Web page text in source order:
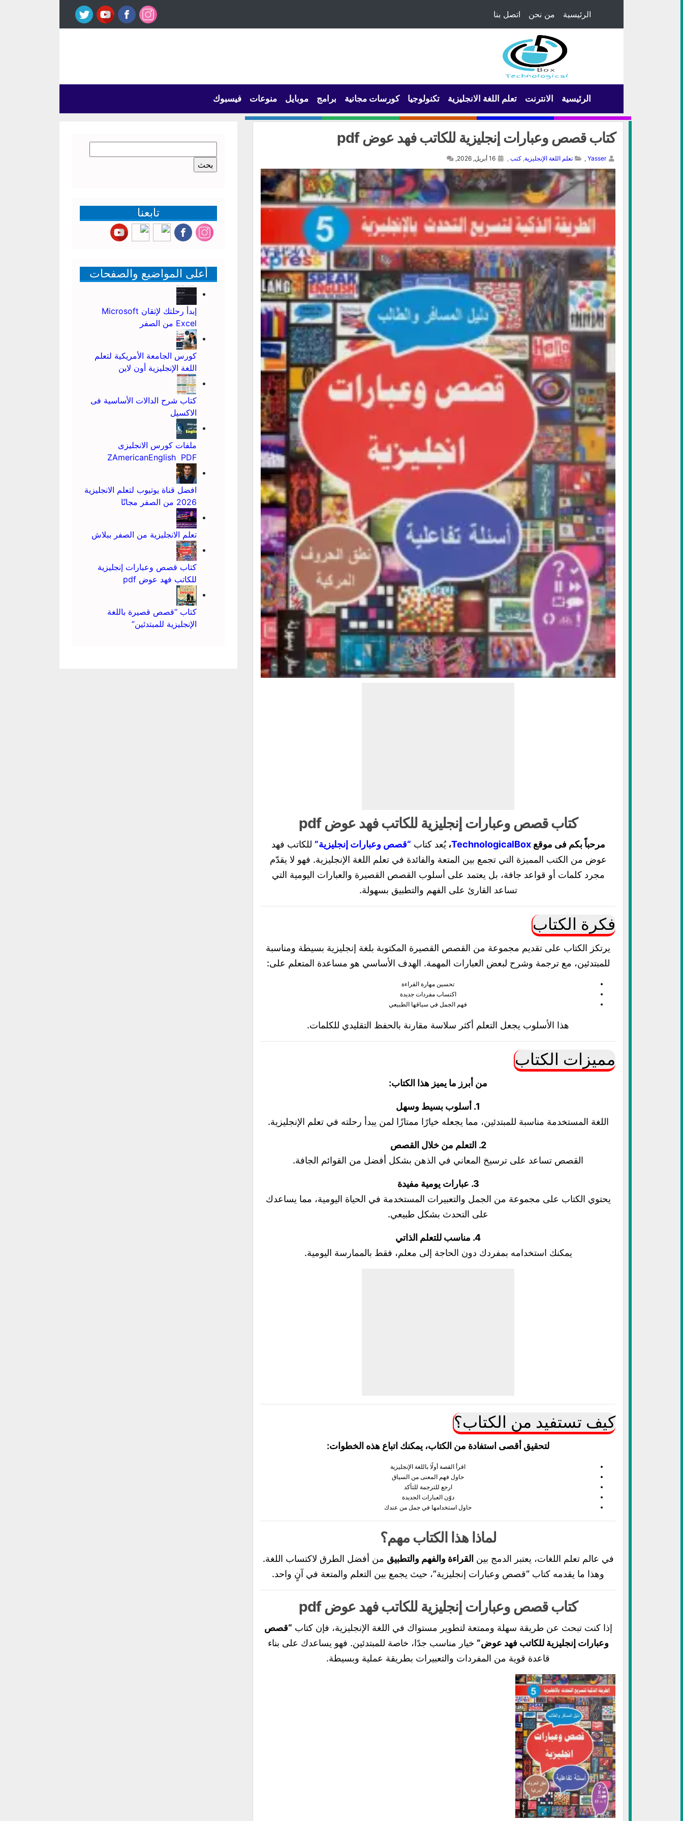
الرئيسية من نحن اتصل بنا
الرئيسية الانترنت تعلم اللغة الانجليزية تكنولوجيا كورسات مجانية برامج موبايل منوعات فيسبوك
كتاب قصص وعبارات إنجليزية للكاتب فهد عوض pdf
Yasser
, تعلم اللغة الإنجليزية, كتب ,
كتاب قصص وعبارات إنجليزية للكاتب فهد عوض pdf
مرحباً بكم فى موقعTechnologicalBox،يُعد كتاب “قصص وعبارات إنجليزية” للكاتب فهد
عوض من الكتب المميزة التي تجمع بين المتعة والفائدة في تعلم اللغة الإنجليزية. فهو لا يقدّم
مجرد كلمات أو قواعد جافة، بل يعتمد على أسلوب القصص القصيرة والعبارات اليومية التي
تساعد القارئ على الفهم والتطبيق بسهولة.
فكرة الكتاب
يرتكز الكتاب على تقديم مجموعة من القصص القصيرة المكتوبة بلغة إنجليزية بسيطة ومناسبة
للمبتدئين، مع ترجمة وشرح لبعض العبارات المهمة. الهدف الأساسي هو مساعدة المتعلم على:
تحسين مهارة القراءة
اكتساب مفردات جديدة
فهم الجمل في سياقها الطبيعي
هذا الأسلوب يجعل التعلم أكثر سلاسة مقارنة بالحفظ التقليدي للكلمات.
مميزات الكتاب
من أبرز ما يميز هذا الكتاب:
1. أسلوب بسيط وسهل
اللغة المستخدمة مناسبة للمبتدئين، مما يجعله خيارًا ممتازًا لمن يبدأ رحلته في تعلم الإنجليزية.
2. التعلم من خلال القصص
القصص تساعد على ترسيخ المعاني في الذهن بشكل أفضل من القوائم الجافة.
3. عبارات يومية مفيدة
يحتوي الكتاب على مجموعة من الجمل والتعبيرات المستخدمة في الحياة اليومية، مما يساعدك
على التحدث بشكل طبيعي.
4. مناسب للتعلم الذاتي
يمكنك استخدامه بمفردك دون الحاجة إلى معلم، فقط بالممارسة اليومية.
كيف تستفيد من الكتاب؟
لتحقيق أقصى استفادة من الكتاب، يمكنك اتباع هذه الخطوات:
اقرأ القصة أولًا باللغة الإنجليزية
حاول فهم المعنى من السياق
ارجع للترجمة للتأكد
دوّن العبارات الجديدة
حاول استخدامها في جمل من عندك
لماذا هذا الكتاب مهم؟
في عالم تعلم اللغات، يعتبر الدمج بين القراءة والفهم والتطبيق من أفضل الطرق لاكتساب اللغة.
وهذا ما يقدمه كتاب “قصص وعبارات إنجليزية”، حيث يجمع بين التعلم والمتعة في آنٍ واحد.
كتاب قصص وعبارات إنجليزية للكاتب فهد عوض pdf
إذا كنت تبحث عن طريقة سهلة وممتعة لتطوير مستواك في اللغة الإنجليزية، فإن كتاب “قصص
وعبارات إنجليزية للكاتب فهد عوض” خيار مناسب جدًا، خاصة للمبتدئين. فهو يساعدك على بناء
قاعدة قوية من المفردات والتعبيرات بطريقة عملية وبسيطة.
عن:
تابعنا
أعلى المواضيع والصفحات
إبدأ رحلتك لإتقان Microsoft
Excel من الصفر
كورس الجامعة الأمريكية لتعلم
اللغة الإنجليزية أون لاين
كتاب شرح الدالات الأساسية فى
الاكسيل
ملفات كورس الانجليزى
ZAmericanEnglish PDF
افضل قناة يوتيوب لتعلم الانجليزية
2026 من الصفر مجانًا
تعلم الانجليزية من الصفر ببلاش
كتاب قصص وعبارات إنجليزية
للكاتب فهد عوض pdf
كتاب “قصص قصيرة باللغة
الإنجليزية للمبتدئين”